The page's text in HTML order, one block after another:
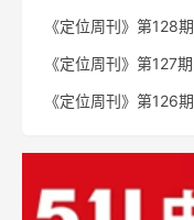
《定位周刊》第128期
《定位周刊》第127期
《定位周刊》第126期